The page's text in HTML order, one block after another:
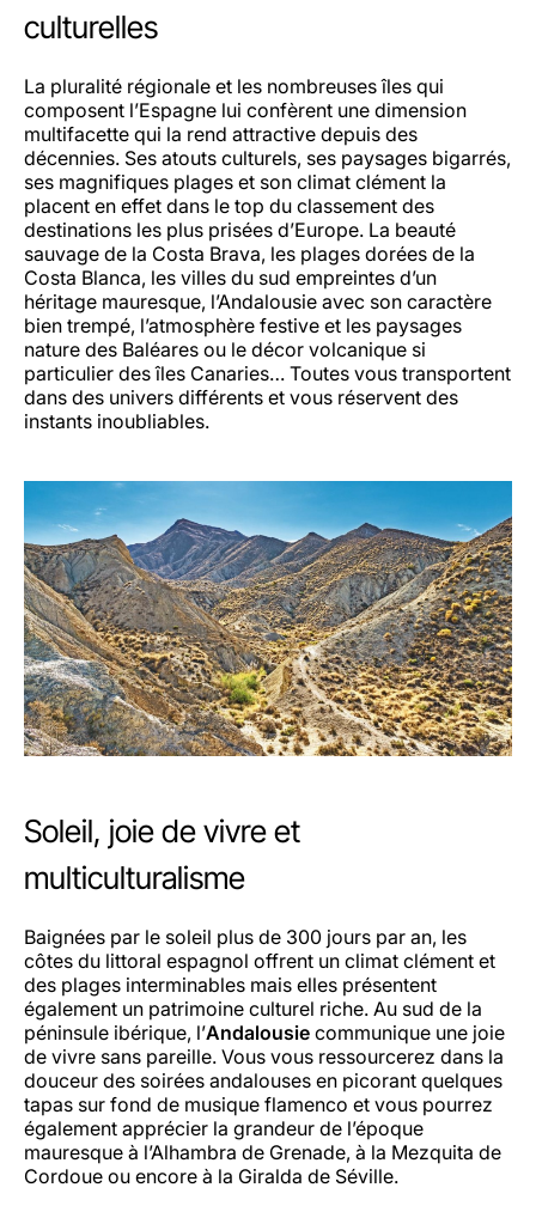
culturelles
La pluralité régionale et les nombreuses îles qui
composent l’Espagne lui confèrent une dimension
multifacette qui la rend attractive depuis des
décennies. Ses atouts culturels, ses paysages bigarrés,
ses magnifiques plages et son climat clément la
placent en effet dans le top du classement des
destinations les plus prisées d’Europe. La beauté
sauvage de la Costa Brava, les plages dorées de la
Costa Blanca, les villes du sud empreintes d’un
héritage mauresque, l’Andalousie avec son caractère
bien trempé, l’atmosphère festive et les paysages
nature des Baléares ou le décor volcanique si
particulier des îles Canaries… Toutes vous transportent
dans des univers différents et vous réservent des
instants inoubliables.
Soleil, joie de vivre et
multiculturalisme
Baignées par le soleil plus de 300 jours par an, les
côtes du littoral espagnol offrent un climat clément et
des plages interminables mais elles présentent
également un patrimoine culturel riche. Au sud de la
péninsule ibérique, l’Andalousie communique une joie
de vivre sans pareille. Vous vous ressourcerez dans la
douceur des soirées andalouses en picorant quelques
tapas sur fond de musique flamenco et vous pourrez
également apprécier la grandeur de l’époque
mauresque à l’Alhambra de Grenade, à la Mezquita de
Cordoue ou encore à la Giralda de Séville.